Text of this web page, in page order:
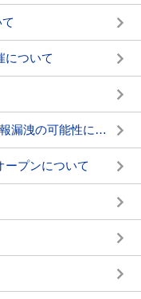
について
田野畑村立小中学校の卒業アルバム情報漏洩の可能性について
ープンについて